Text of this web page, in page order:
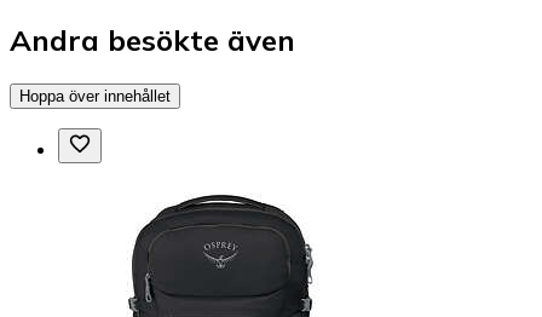
Andra besökte även
Hoppa över innehållet